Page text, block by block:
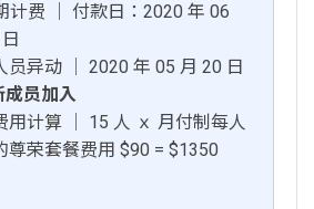
计费 │ 付款日：2020 年 06
员异动 │ 2020 年 05 月 20 日
成员加入
用计算 │ 15 人 ｘ 月付制每人
尊荣套餐费用 $90 = $1350